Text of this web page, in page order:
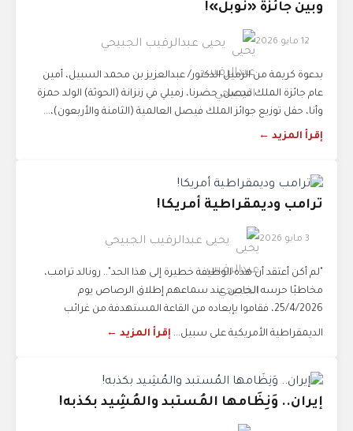
وبين جائزة «نوبل»!
12 مايو 2026 يحيى عبدالرقيب الجبيحي
بدعوة كريمة من الزميل الدكتور/ عبدالعزيز بن محمد السبيل، أمين
عام جائزة الملك فيصل، حضرنا، زميلي في زنزانة (الحوثة) الولد حمزة
وأنا، حفل توزيع جوائز الملك فيصل العالمية (الثامنة والأربعون)،...
إقرأ المزيد ←
ترامب وديمقراطية أمريكا!
3 مايو 2026 يحيى عبدالرقيب الجبيحي
"لم أكن أعتقد أن هذه الوظيفة خطيرة إلى هذا الحد".. رونالد ترامب،
مخاطبًا حرسه الخاص عند سماعهم إطلاق الرصاص يوم
25/4/2026، فقاموا بإبعاده من القاعة المستهدفة.من غرائب
الديمقراطية الأمريكية على سبيل... إقرأ المزيد ←
إيران.. وَنِظَامها المُستبد والمُشِيد بكذبه!